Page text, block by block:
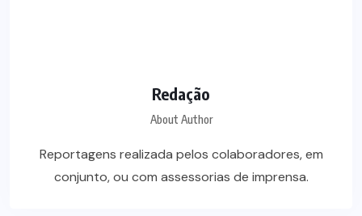
Redação
About Author
Reportagens realizada pelos colaboradores, em
conjunto, ou com assessorias de imprensa.